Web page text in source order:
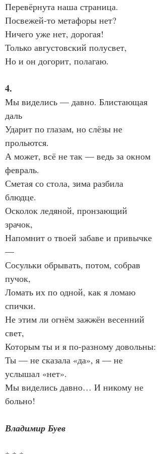
Перевёрнута наша страница.
Посвежей-то метафоры нет?
Ничего уже нет, дорогая!
Только августовский полусвет,
Но и он догорит, полагаю.
4.
Мы виделись — давно. Блистающая
даль
Ударит по глазам, но слёзы не
прольются.
А может, всё не так — ведь за окном
февраль.
Сметая со стола, зима разбила
блюдце.
Осколок ледяной, пронзающий
зрачок,
Напомнит о твоей забаве и привычке
—
Сосульки обрывать, потом, собрав
пучок,
Ломать их по одной, как я ломаю
спички.
Не этим ли огнём зажжён весенний
свет,
Которым ты и я по-разному довольны:
Ты — не сказала «да», я — не
услышал «нет».
Мы виделись давно… И никому не
больно!
Владимир Буев